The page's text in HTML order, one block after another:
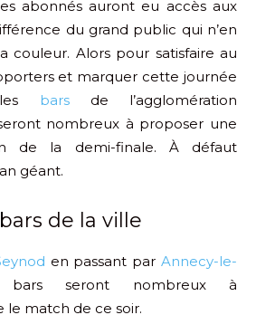
abonnés auront eu accès aux
du grand public qui n’en
couleur. Alors pour satisfaire au
et marquer cette journée
les barsde l’agglomération
nombreux à proposer une
de la demi-finale. À défaut
géant.
de la ville
en passant parAnnecy-le-
seront nombreux à
le match de ce soir.